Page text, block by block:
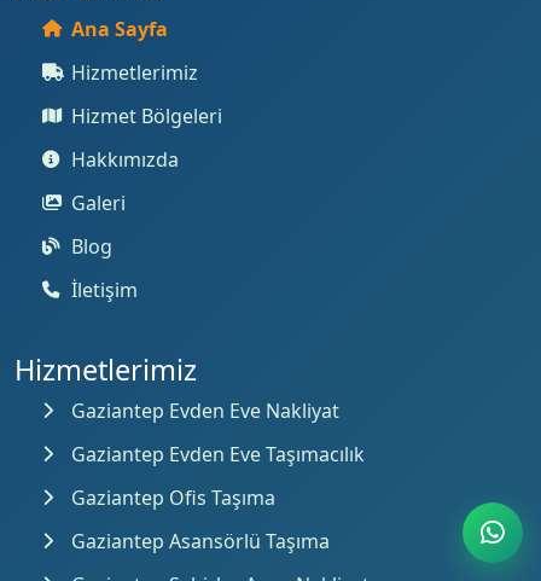
Ana Sayfa
Hizmetlerimiz
Hizmet Bölgeleri
Hakkımızda
Galeri
Blog
İletişim
Hizmetlerimiz
Gaziantep Evden Eve Nakliyat
Gaziantep Evden Eve Taşımacılık
Gaziantep Ofis Taşıma
Gaziantep Asansörlü Taşıma